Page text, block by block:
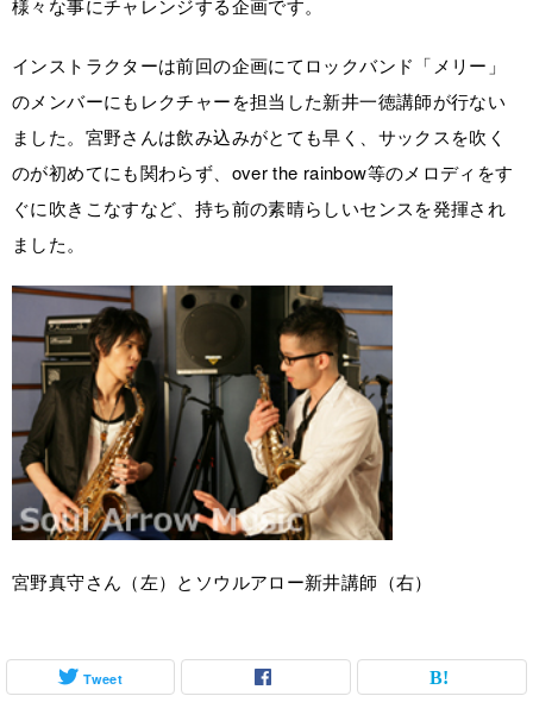
様々な事にチャレンジする企画です。
インストラクターは前回の企画にてロックバンド「メリー」
のメンバーにもレクチャーを担当した新井一徳講師が行ない
ました。宮野さんは飲み込みがとても早く、サックスを吹く
のが初めてにも関わらず、over the rainbow等のメロディをす
ぐに吹きこなすなど、持ち前の素晴らしいセンスを発揮され
ました。
宮野真守さん（左）とソウルアロー新井講師（右）
Tweet